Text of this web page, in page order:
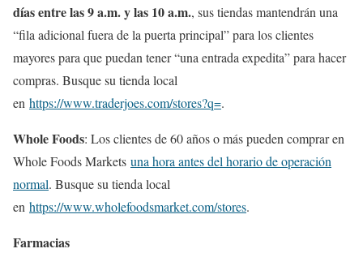
días entre las 9 a.m. y las 10 a.m., sus tiendas mantendrán una
“fila adicional fuera de la puerta principal” para los clientes
mayores para que puedan tener “una entrada expedita” para hacer
compras. Busque su tienda local
en https://www.traderjoes.com/stores?q=.
Whole Foods: Los clientes de 60 años o más pueden comprar en
Whole Foods Markets una hora antes del horario de operación
normal. Busque su tienda local
en https://www.wholefoodsmarket.com/stores.
Farmacias